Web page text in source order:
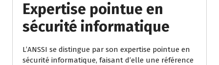
Expertise pointue en
sécurité informatique
L’ANSSI se distingue par son expertise pointue en
sécurité informatique, faisant d’elle une référence